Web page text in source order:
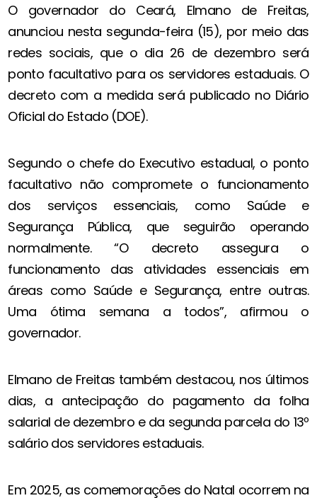
O governador do Ceará, Elmano de Freitas,
anunciou nesta segunda-feira (15), por meio das
redes sociais, que o dia 26 de dezembro será
ponto facultativo para os servidores estaduais. O
decreto com a medida será publicado no Diário
Oficial do Estado (DOE).
Segundo o chefe do Executivo estadual, o ponto
facultativo não compromete o funcionamento
dos serviços essenciais, como Saúde e
Segurança Pública, que seguirão operando
normalmente. “O decreto assegura o
funcionamento das atividades essenciais em
áreas como Saúde e Segurança, entre outras.
Uma ótima semana a todos”, afirmou o
governador.
Elmano de Freitas também destacou, nos últimos
dias, a antecipação do pagamento da folha
salarial de dezembro e da segunda parcela do 13º
salário dos servidores estaduais.
Em 2025, as comemorações do Natal ocorrem na